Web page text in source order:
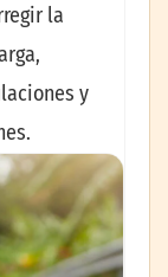
la
y